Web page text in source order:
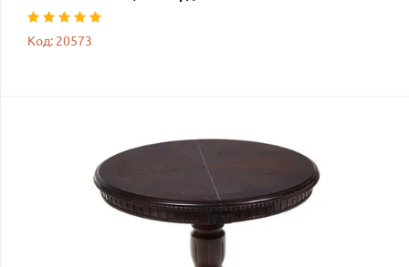
Код: 20573